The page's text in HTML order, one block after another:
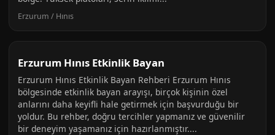
Erzurum / Hınıs
Erzurum Hınıs Etkinlik Bayan
Erzurum Hınıs Etkinlik Bayan Rehberi Erzurum Hınıs
bölgesinde etkinlik bayan arayışı, birçok kişinin özel
anlarını daha keyifli hale getirmek için başvurduğu bir
yoldur. Bu rehber, doğru tercihler yapmanız ve güvenilir
bir deneyim yaşamanız için hazırlanmıştır....